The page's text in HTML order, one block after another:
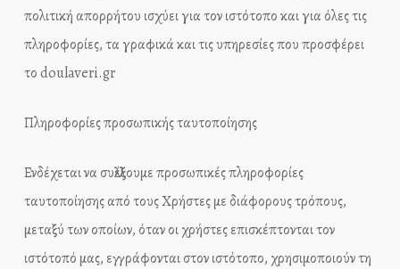
πολιτική απορρήτου ισχύει για τον ιστότοπο και για όλες τις
πληροφορίες, τα γραφικά και τις υπηρεσίες που προσφέρει
το doulaveri.gr
Πληροφορίες προσωπικής ταυτοποίησης
Ενδέχεται να συλλέξουμε προσωπικές πληροφορίες
ταυτοποίησης από τους Χρήστες με διάφορους τρόπους,
μεταξύ των οποίων, όταν οι χρήστες επισκέπτονται τον
ιστότοπό μας, εγγράφονται στον ιστότοπο, χρησιμοποιούν τη